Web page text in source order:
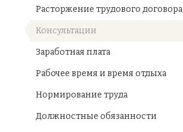
Расторжение трудового договора
Консультации
Заработная плата
Рабочее время и время отдыха
Нормирование труда
Должностные обязанности